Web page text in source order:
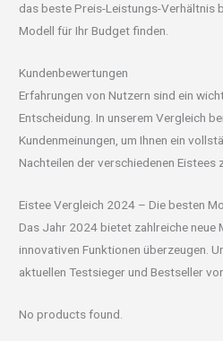
das beste Preis-Leistungs-Verhältnis
Modell für Ihr Budget finden.
Kundenbewertungen
Erfahrungen von Nutzern sind ein
Entscheidung. In unserem Vergleich
Kundenmeinungen, um Ihnen ein
Nachteilen der verschiedenen Eistees
Eistee Vergleich 2024 – Die besten
Das Jahr 2024 bietet zahlreiche neue
innovativen Funktionen überzeugen.
aktuellen Testsieger und Bestseller
No products found.